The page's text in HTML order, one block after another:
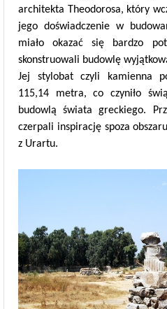
architekta Theodorosa, który
jego doświadczenie w
miało okazać się bardzo
skonstruowali budowlę
Jej stylobat czyli kamienna
115,14 metra, co czyniło
budowlą świata greckiego.
czerpali inspirację spoza
z Urartu.